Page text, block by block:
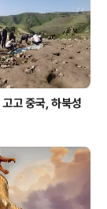
고 중국, 하북성